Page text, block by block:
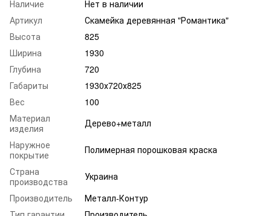
Наличие
Нет в наличии
Артикул
Скамейка деревянная "Романтика"
Высота
825
Ширина
1930
Глубина
720
Габариты
1930х720х825
Вес
100
Материал
изделия
Дерево+металл
Наружное
покрытие
Полимерная порошковая краска
Страна
производства
Украина
Производитель
Металл-Контур